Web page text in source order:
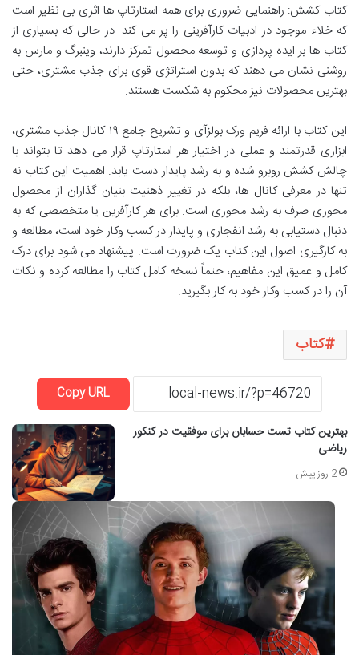
کتاب کشش: راهنمایی ضروری برای همه استارتاپ ها اثری بی نظیر است
که خلاء موجود در ادبیات کارآفرینی را پر می کند. در حالی که بسیاری از
کتاب ها بر ایده پردازی و توسعه محصول تمرکز دارند، وینبرگ و مارس به
روشنی نشان می دهند که بدون استراتژی قوی برای جذب مشتری، حتی
بهترین محصولات نیز محکوم به شکست هستند.
این کتاب با ارائه فریم ورک بولزآی و تشریح جامع ۱۹ کانال جذب مشتری،
ابزاری قدرتمند و عملی در اختیار هر استارتاپ قرار می دهد تا بتواند با
چالش کشش روبرو شده و به رشد پایدار دست یابد. اهمیت این کتاب نه
تنها در معرفی کانال ها، بلکه در تغییر ذهنیت بنیان گذاران از محصول
محوری صرف به رشد محوری است. برای هر کارآفرین یا متخصصی که به
دنبال دستیابی به رشد انفجاری و پایدار در کسب وکار خود است، مطالعه و
به کارگیری اصول این کتاب یک ضرورت است. پیشنهاد می شود برای درک
کامل و عمیق این مفاهیم، حتماً نسخه کامل کتاب را مطالعه کرده و نکات
آن را در کسب وکار خود به کار بگیرید.
کتاب
Copy URL
بهترین کتاب تست حسابان برای موفقیت در کنکور
ریاضی
2 روز پیش